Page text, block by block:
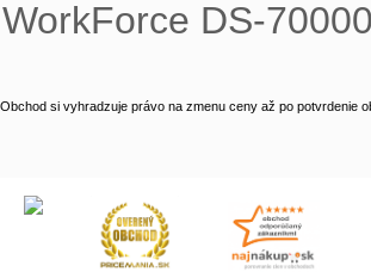
WorkForce DS-
Obchod si vyhradzuje právo na zmenu ceny až po potvrdenie